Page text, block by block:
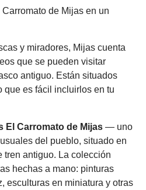
y miradores, Mijas cuenta
que se pueden visitar
antiguo. Están situados
que es fácil incluirlos en tu
El Carromato de Mijas — uno
del pueblo, situado en
tren antiguo. La colección
hechas a mano: pinturas
esculturas en miniatura y otras